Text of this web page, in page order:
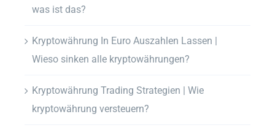
was ist das?
Kryptowährung In Euro Auszahlen Lassen |
Wieso sinken alle kryptowährungen?
Kryptowährung Trading Strategien | Wie
kryptowährung versteuern?